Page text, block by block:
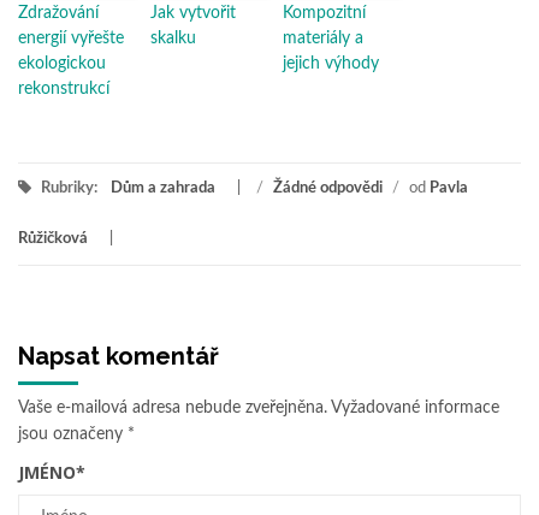
Zdražování
energií vyřešte
ekologickou
rekonstrukcí
Jak vytvořit
skalku
Kompozitní
materiály a
jejich výhody
Rubriky: Dům a zahrada / Žádné odpovědi / od Pavla
Růžičková
Napsat komentář
Vaše e-mailová adresa nebude zveřejněna. Vyžadované informace
jsou označeny *
JMÉNO*